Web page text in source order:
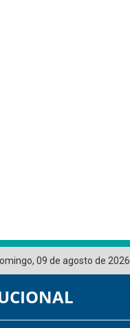
, 09 de agosto de 2026